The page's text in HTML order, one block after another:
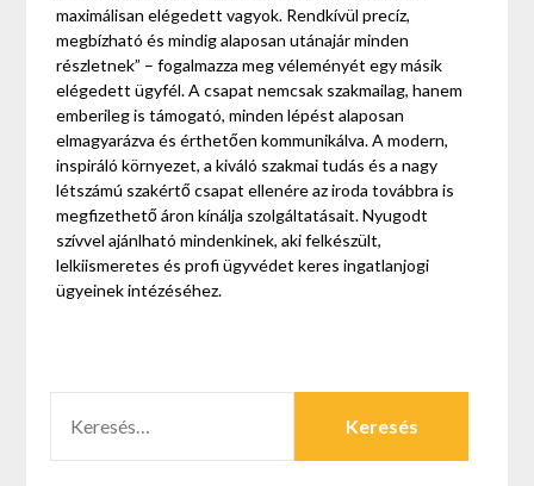
maximálisan elégedett vagyok. Rendkívül precíz,
megbízható és mindig alaposan utánajár minden
részletnek” – fogalmazza meg véleményét egy másik
elégedett ügyfél. A csapat nemcsak szakmailag, hanem
emberileg is támogató, minden lépést alaposan
elmagyarázva és érthetően kommunikálva. A modern,
inspiráló környezet, a kiváló szakmai tudás és a nagy
létszámú szakértő csapat ellenére az iroda továbbra is
megfizethető áron kínálja szolgáltatásait. Nyugodt
szívvel ajánlható mindenkinek, aki felkészült,
lelkiismeretes és profi ügyvédet keres ingatlanjogi
ügyeinek intézéséhez.